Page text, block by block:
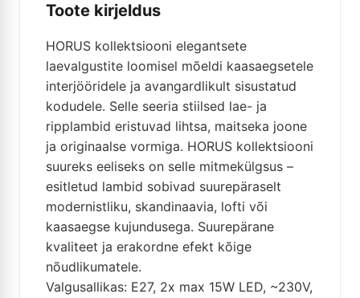
Toote kirjeldus
HORUS kollektsiooni elegantsete
laevalgustite loomisel mõeldi kaasaegsetele
interjööridele ja avangardlikult sisustatud
kodudele. Selle seeria stiilsed lae- ja
ripplambid eristuvad lihtsa, maitseka joone
ja originaalse vormiga. HORUS kollektsiooni
suureks eeliseks on selle mitmekülgsus –
esitletud lambid sobivad suurepäraselt
modernistliku, skandinaavia, lofti või
kaasaegse kujundusega. Suurepärane
kvaliteet ja erakordne efekt kõige
nõudlikumatele.
Valgusallikas: E27, 2x max 15W LED, ~230V,